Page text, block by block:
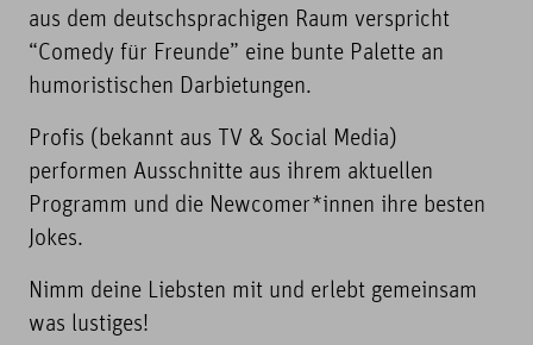
aus dem deutschsprachigen Raum verspricht
“Comedy für Freunde” eine bunte Palette an
humoristischen Darbietungen.
Profis (bekannt aus TV & Social Media)
performen Ausschnitte aus ihrem aktuellen
Programm und die Newcomer*innen ihre besten
Jokes.
Nimm deine Liebsten mit und erlebt gemeinsam
was lustiges!